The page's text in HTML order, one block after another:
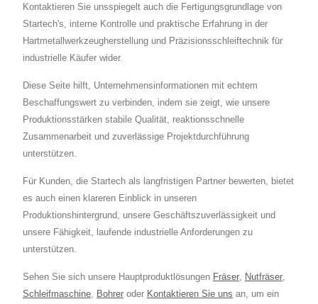
Kontaktieren Sie unsspiegelt auch die Fertigungsgrundlage von
Startech's, interne Kontrolle und praktische Erfahrung in der
Hartmetallwerkzeugherstellung und Präzisionsschleiftechnik für
industrielle Käufer wider.
Diese Seite hilft, Unternehmensinformationen mit echtem
Beschaffungswert zu verbinden, indem sie zeigt, wie unsere
Produktionsstärken stabile Qualität, reaktionsschnelle
Zusammenarbeit und zuverlässige Projektdurchführung
unterstützen.
Für Kunden, die Startech als langfristigen Partner bewerten, bietet
es auch einen klareren Einblick in unseren
Produktionshintergrund, unsere Geschäftszuverlässigkeit und
unsere Fähigkeit, laufende industrielle Anforderungen zu
unterstützen.
Sehen Sie sich unsere Hauptproduktlösungen Fräser Nutfräser
Schleifmaschine
Bohrer oder Kontaktieren Sie uns an, um ein